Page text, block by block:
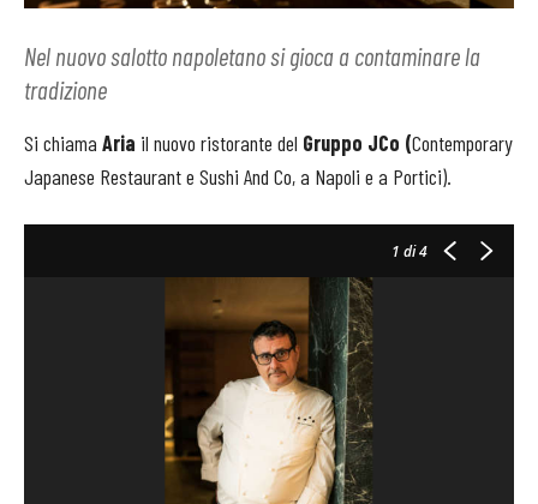
Nel nuovo salotto napoletano si gioca a contaminare la
tradizione
Si chiama Aria il nuovo ristorante del Gruppo JCo (Contemporary
Japanese Restaurant e Sushi And Co, a Napoli e a Portici).
1 di 4